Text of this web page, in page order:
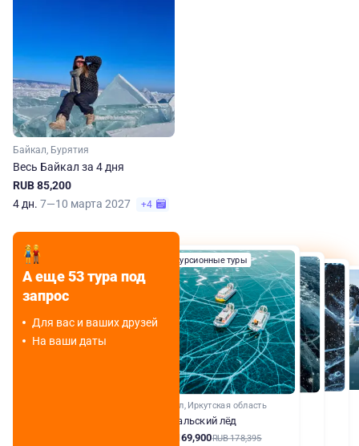
Байкал, Бурятия
Весь Байкал за 4 дня
RUB 85,200
4 дн. 7—10 марта 2027 +4
А еще 53 тура под
запрос
Для вас и ваших друзей
На ваши даты
Экскурсионные туры
Байкал, Иркутская область
Байкальский лёд
RUB 169,900RUB 178,395
Туры на 23 февраля
Экскурсионные туры
Джип-туры